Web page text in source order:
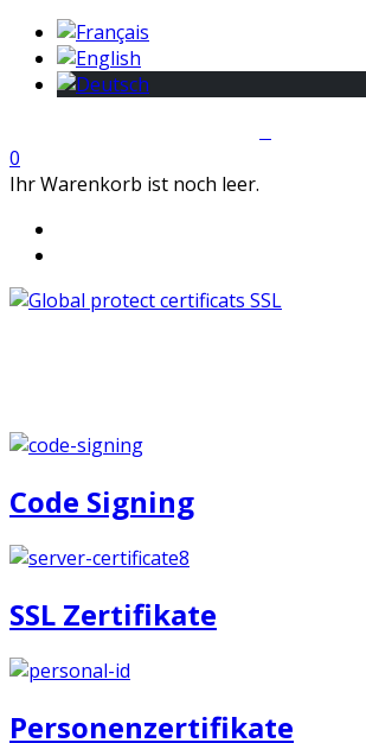
0
Ihr Warenkorb ist noch leer.
Code Signing
SSL Zertifikate
Personenzertifikate